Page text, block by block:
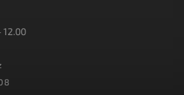
12.00